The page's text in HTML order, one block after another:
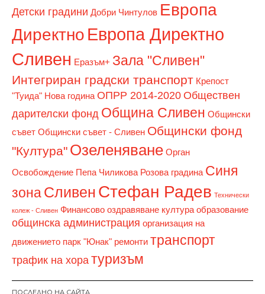
Детски градини Добри Чинтулов Европа
Директно Европа Директно
Сливен Еразъм+ Зала "Сливен"
Интегриран градски транспорт Крепост
"Туида" Нова година ОПРР 2014-2020 Обществен
дарителски фонд Община Сливен Общински
съвет Общински съвет - Сливен Общински фонд
"Култура" Озеленяване Орган
Освобождение Пепа Чиликова Розова градина Синя
зонаСливен Стефан Радев Технически
колеж - Сливен Финансово оздравяване култура образование
общинска администрация организация на
движението парк "Юнак" ремонти транспорт
трафик на хора туризъм